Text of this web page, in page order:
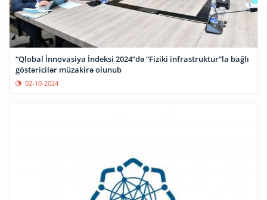
“Qlobal İnnovasiya İndeksi 2024”də “Fiziki infrastruktur”la bağlı
göstəricilər müzakirə olunub
02-10-2024